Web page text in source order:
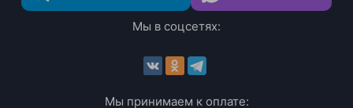
Мы в соцсетях:
Мы принимаем к оплате: